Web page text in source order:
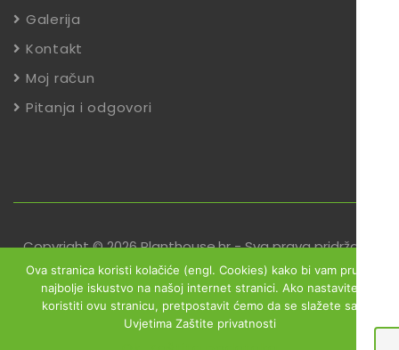
Galerija
Kontakt
Moj račun
Pitanja i odgovori
Copyright © 2026 Planthouse.hr - Sva prava pridržana
Uvjeti poslovanja Reklamacije
Zaštita podataka
Izjava o sigurnosti online plaćanja
Obrazac za jednostrani raskid ugovora
Ova stranica koristi kolačiće (engl. Cookies) kako bi vam pružili
najbolje iskustvo na našoj internet stranici. Ako nastavite
koristiti ovu stranicu, pretpostavit ćemo da se slažete sa
Uvjetima Zaštite privatnosti